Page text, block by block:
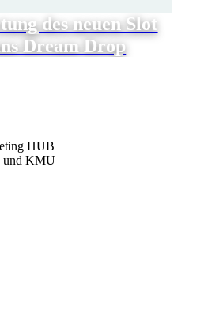
des neuen Slot
Dream Drop
HUB
und KMU